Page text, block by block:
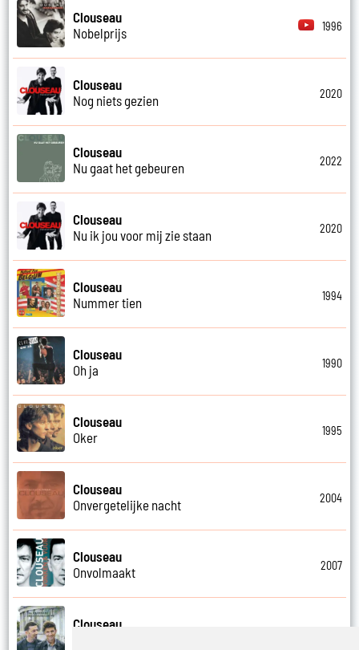
Clouseau
Nobelprijs
1996
Clouseau
Nog niets gezien
2020
Clouseau
Nu gaat het gebeuren
2022
Clouseau
Nu ik jou voor mij zie staan
2020
Clouseau
Nummer tien
1994
Clouseau
Oh ja
1990
Clouseau
Oker
1995
Clouseau
Onvergetelijke nacht
2004
Clouseau
Onvolmaakt
2007
Clouseau